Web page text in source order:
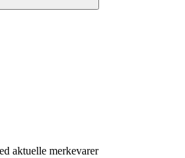
aktuelle merkevarer